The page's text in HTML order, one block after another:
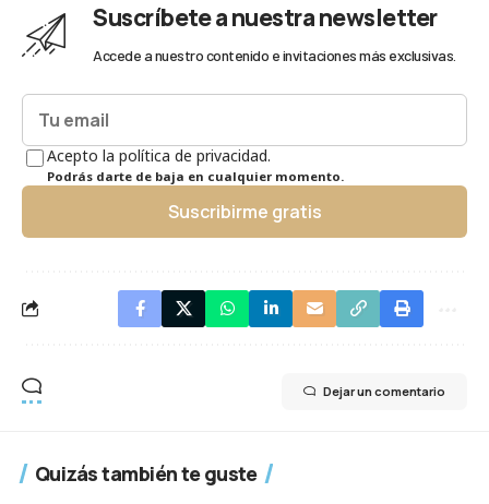
Suscríbete a nuestra newsletter
Accede a nuestro contenido e invitaciones más exclusivas.
Acepto la política de privacidad.
Podrás darte de baja en cualquier momento.
Suscribirme gratis
Dejar un comentario
Quizás también te guste